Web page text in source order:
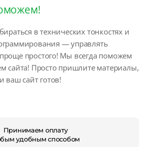
в технических тонкостях и
— управлять
простого! Мы всегда поможем
сайта! Просто пришлите материалы,
ваш сайт готов!
Принимаем оплату
удобным способом